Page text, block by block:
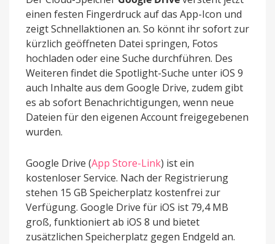
einen festen Fingerdruck auf das App-Icon und
zeigt Schnellaktionen an. So könnt ihr sofort zur
kürzlich geöffneten Datei springen, Fotos
hochladen oder eine Suche durchführen. Des
Weiteren findet die Spotlight-Suche unter iOS 9
auch Inhalte aus dem Google Drive, zudem gibt
es ab sofort Benachrichtigungen, wenn neue
Dateien für den eigenen Account freigegebenen
wurden.
Google Drive (App Store-Link) ist ein
kostenloser Service. Nach der Registrierung
stehen 15 GB Speicherplatz kostenfrei zur
Verfügung. Google Drive für iOS ist 79,4 MB
groß, funktioniert ab iOS 8 und bietet
zusätzlichen Speicherplatz gegen Endgeld an.